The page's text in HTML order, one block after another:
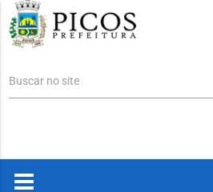
Buscar no site